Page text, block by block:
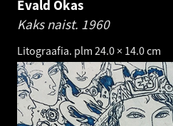
Evald Okas
Kaks naist. 1960
Litograafia. plm 24.0 × 14.0 cm